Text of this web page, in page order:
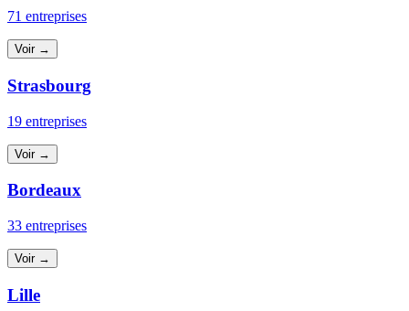
71 entreprises
Voir →
Strasbourg
19 entreprises
Voir →
Bordeaux
33 entreprises
Voir →
Lille